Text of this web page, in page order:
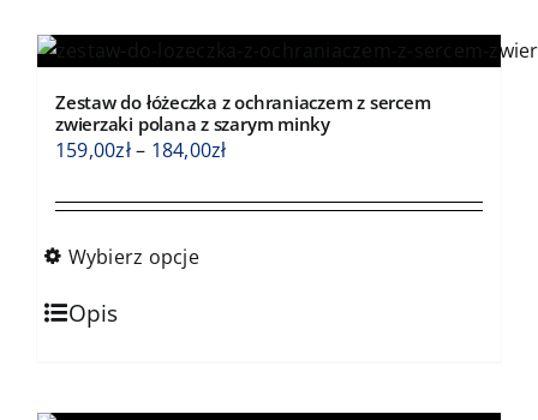
wariantów.
można
wybrać
stronie
produktu
Zestaw do łóżeczka z ochraniaczem z sercem
zwierzaki polana z szarym minky
159,00zł– 184,00złZakres
od
Wybierz opcje
Ten
produkt
Opis